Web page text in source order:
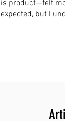
product—felt
but I